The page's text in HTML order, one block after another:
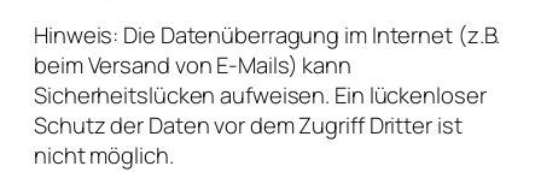
Hinweis: Die Datenüberragung im Internet (z.B.
beim Versand von E-Mails) kann
Sicherheitslücken aufweisen. Ein lückenloser
Schutz der Daten vor dem Zugriff Dritter ist
nicht möglich.